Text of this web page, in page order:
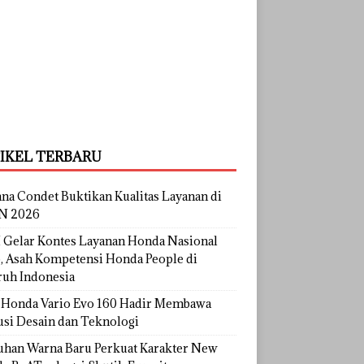
TERBARU
Condet Buktikan Kualitas Layanan di
2026
Kontes Layanan Honda Nasional
Asah Kompetensi Honda People di
Indonesia
Vario Evo 160 Hadir Membawa
Desain dan Teknologi
Warna Baru Perkuat Karakter New